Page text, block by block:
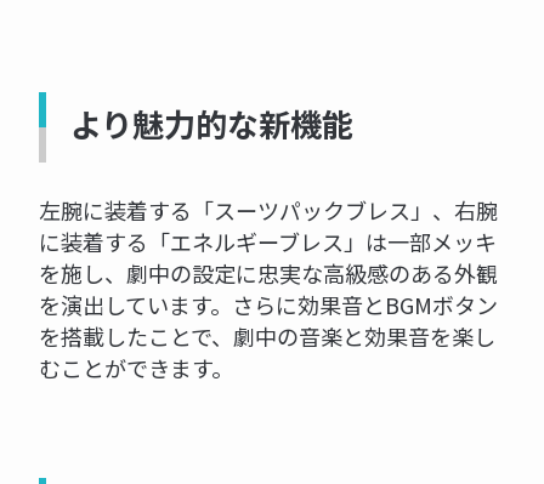
より魅力的な新機能
左腕に装着する「スーツパックブレス」、右腕
に装着する「エネルギーブレス」は一部メッキ
を施し、劇中の設定に忠実な高級感のある外観
を演出しています。さらに効果音とBGMボタン
を搭載したことで、劇中の音楽と効果音を楽し
むことができます。